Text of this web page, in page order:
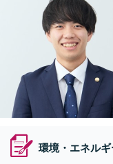
環境・エネル